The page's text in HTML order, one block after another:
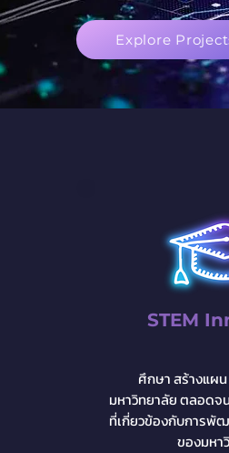
Explore
STEM
ศึกษา สร้างแผน
มหาวิทยาลัย ตลอดจ
ที่เกี่ยวข้องกับการพัฒ
ของมหา